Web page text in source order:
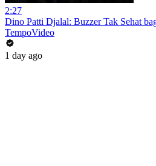
2:27
Dino Patti Djalal: Buzzer Tak Sehat
TempoVideo
1 day ago